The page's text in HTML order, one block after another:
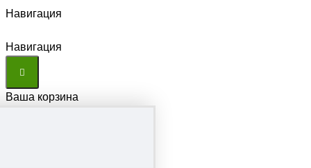
Навигация
Навигация
Ваша корзина